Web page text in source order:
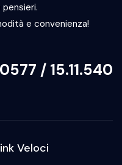
e convenienza!
0577 / 15.11.540
Veloci